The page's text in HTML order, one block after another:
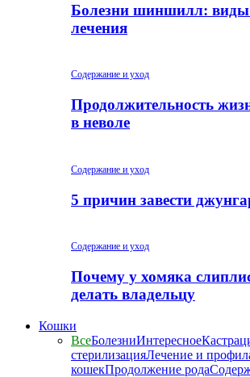
Болезни шиншилл: виды
лечения
Содержание и уход
Продолжительность
в неволе
Содержание и уход
5 причин завести
Содержание и уход
Почему у хомяка
делать владельцу
Кошки
ВсеБолезниИнтересное
стерилизацияЛечение и
кошекПродолжение рода